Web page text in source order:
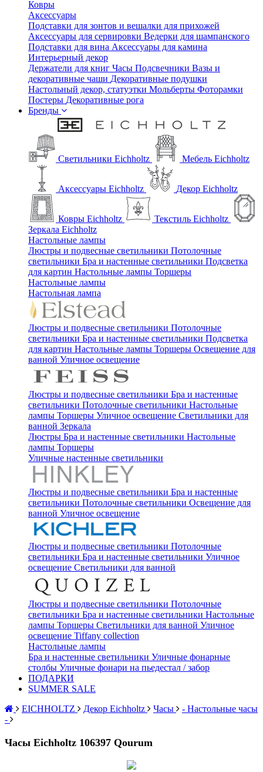
Ковры
Аксессуары
Подставки для зонтов и вешалки для прихожей
Аксессуары для сервировки Ведерки для шампанского
Подставки для вина Аксессуары для камина
Интерьерный декор
Держатели для книг Часы Подсвечники Вазы и
декоративные чаши Декоративные подушки
Настольный декор, статуэтки Мольберты Фоторамки
Постеры Декоративные рога
Бренды
Светильники Eichholtz Мебель Eichholtz
Аксессуары Eichholtz Декор Eichholtz
Ковры Eichholtz
Текстиль Eichholtz
Зеркала Eichholtz
Настольные лампы
Люстры и подвесные светильники Потолочные
светильники Бра и настенные светильники Подсветка
для картин Настольные лампы Торшеры
Настольные лампы
Настольная лампа
Люстры и подвесные светильники Потолочные
светильники Бра и настенные светильники Подсветка
для картин Настольные лампы Торшеры Освещение для
ванной Уличное освещение
Люстры и подвесные светильники Бра и настенные
светильники Потолочные светильники Настольные
лампы Торшеры Уличное освещение Светильники для
ванной Зеркала
Люстры Бра и настенные светильники Настольные
лампы Торшеры
Уличные настенные светильники
Люстры и подвесные светильники Бра и настенные
светильники Потолочные светильники Освещение для
ванной Уличное освещение
Люстры и подвесные светильники Потолочные
светильники Бра и настенные светильники Уличное
освещение Светильники для ванной
Люстры и подвесные светильники Потолочные
светильники Бра и настенные светильники Настольные
лампы Торшеры Светильники для ванной Уличное
освещение Tiffany collection
Настольные лампы
Бра и настенные светильники Уличные фонарные
столбы Уличные фонари на пьедестал / забор
ПОДАРКИ
SUMMER SALE
EICHHOLTZ
Декор Eichholtz Часы
- Настольные часы
-
Часы Eichholtz 106397 Qourum